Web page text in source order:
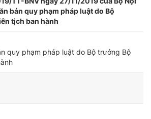
bản quy phạm pháp luật do Bộ
tịch ban hành
quy phạm pháp luật do Bộ trưởng Bộ